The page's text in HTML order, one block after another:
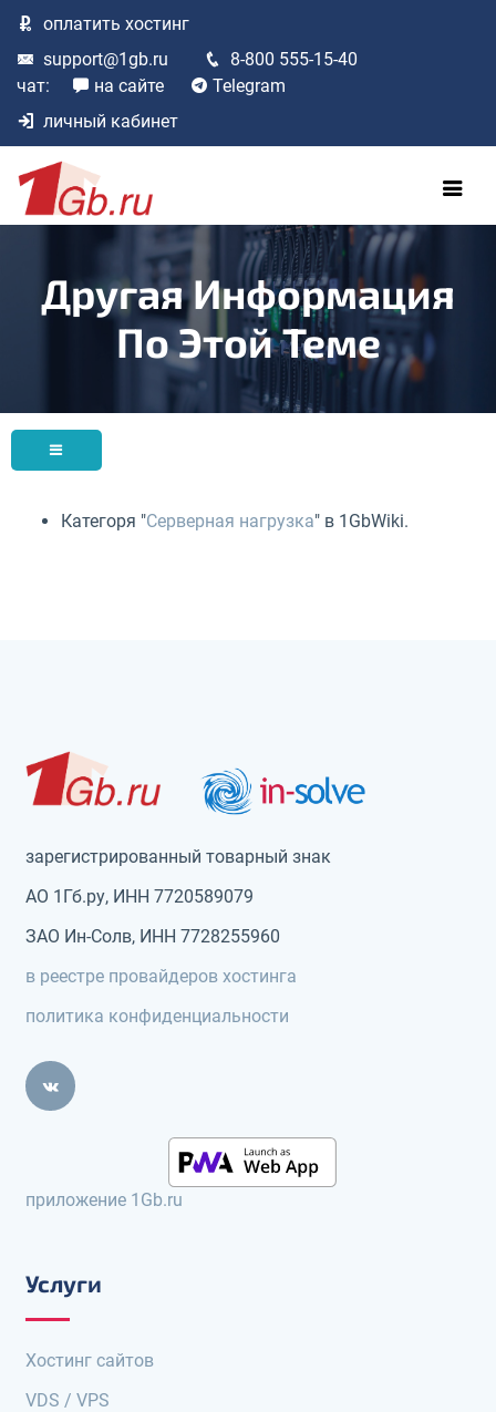
оплатить хостинг
support@1gb.ru
8-800 555-15-40
чат:
на сайте
Telegram
личный кабинет
Другая Информация
По Этой Теме
Категоря "Серверная нагрузка" в 1GbWiki.
зарегистрированный товарный знак
АО 1Гб.ру, ИНН 7720589079
ЗАО Ин-Солв, ИНН 7728255960
в реестре провайдеров хостинга
политика конфиденциальности
приложение 1Gb.ru
Услуги
Хостинг сайтов
VDS / VPS